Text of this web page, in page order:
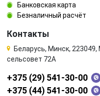
Банковская карта
Безналичный расчёт
Контакты
Беларусь, Минск,
сельсовет 72А
+375 (29) 541-30-00
+375 (44) 541-30-00